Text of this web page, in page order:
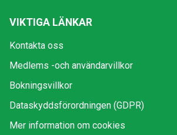
VIKTIGA LÄNKAR
Kontakta oss
Medlems -och användarvillkor
Bokningsvillkor
Dataskyddsförordningen (GDPR)
Mer information om cookies